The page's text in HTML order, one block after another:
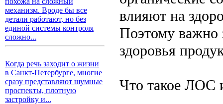
механизм. Вроде бы все
детали работают, но без
единой системы контроля
сложно...
Когда речь заходит о жизни
в Санкт-Петербурге, многие
сразу представляют шумные
проспекты, плотную
застройку и...
влияют на
Поэтому важно
здоровья
Что такое ЛОС